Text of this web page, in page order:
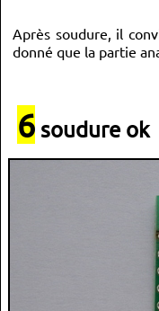
Après soudure, il
donné que la partie
6 soudure ok